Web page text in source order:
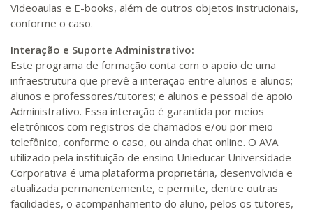
Videoaulas e E-books, além de outros objetos instrucionais,
conforme o caso.
Interação e Suporte Administrativo:
Este programa de formação conta com o apoio de uma
infraestrutura que prevê a interação entre alunos e alunos;
alunos e professores/tutores; e alunos e pessoal de apoio
Administrativo. Essa interação é garantida por meios
eletrônicos com registros de chamados e/ou por meio
telefônico, conforme o caso, ou ainda chat online. O AVA
utilizado pela instituição de ensino Unieducar Universidade
Corporativa é uma plataforma proprietária, desenvolvida e
atualizada permanentemente, e permite, dentre outras
facilidades, o acompanhamento do aluno, pelos os tutores,